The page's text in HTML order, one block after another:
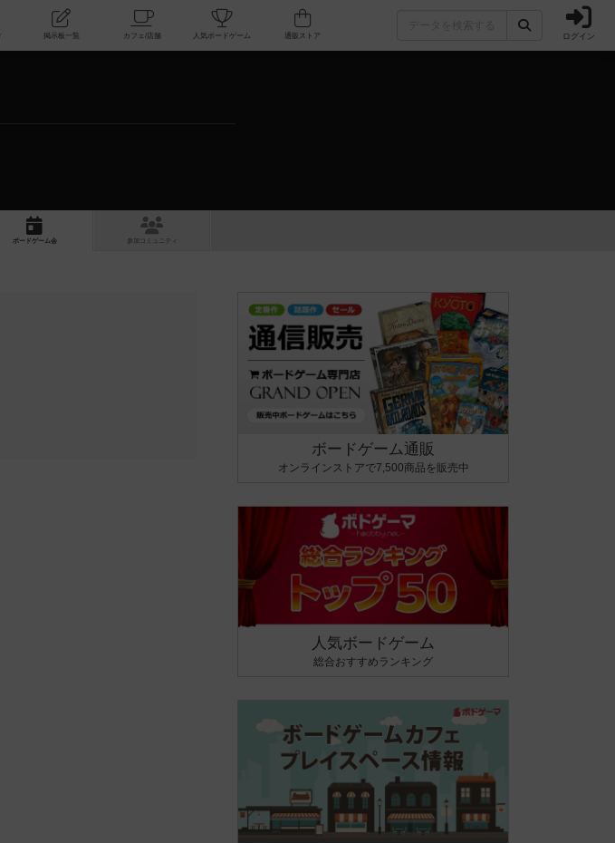
コミュニティ 掲示板一覧 カフェ/店舗 人気ボードゲーム ログイン
ボ ードゲーム会 コミュニティ
ボードゲーム通販
オンラインストアで7,500商品を販売中
人気ボードゲーム
総合おすすめランキング